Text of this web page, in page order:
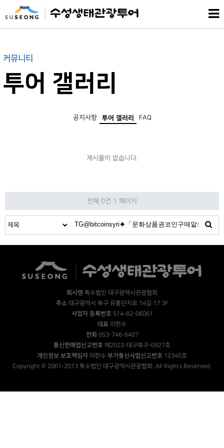
커뮤니티
투어 갤러리
공지사항 투어 갤러리 FAQ
게시물이 없습니다.
전체 0건 1 페이지
회사명 특수법인 대구광역시관광협회
주소대구광역시 북구 유통단지로 14길 17 3F
사업자 등록번호514-82-06061
대표 이한수
전화053-746-6407
통신판매업신고번호 제2023-대구북구-0927호
개인정보 보호책임자 이한수 부가통신사업신고번호 12345호
Copyright © 2001-2013 특수법인 대구광역시관광협회. All Rights Reserved.